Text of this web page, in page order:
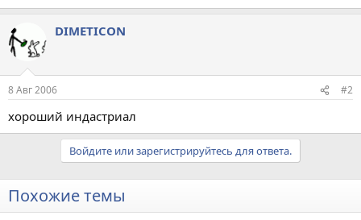
DIMETICON
8 Авг 2006 #2
хороший индастриал
Войдите или зарегистрируйтесь для ответа.
Похожие темы